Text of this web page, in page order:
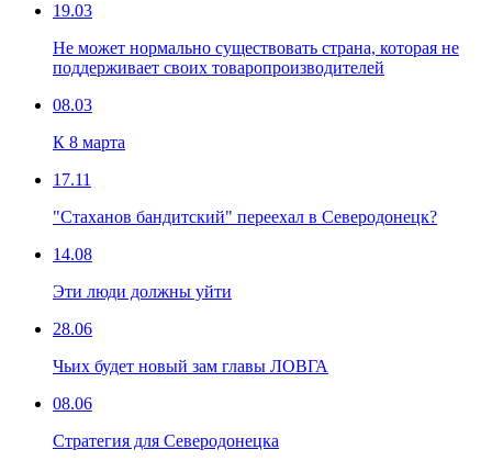
19.03
Не может нормально существовать страна, которая не
поддерживает своих товаропроизводителей
08.03
К 8 марта
17.11
"Стаханов бандитский" переехал в Северодонецк?
14.08
Эти люди должны уйти
28.06
Чьих будет новый зам главы ЛОВГА
08.06
Стратегия для Северодонецка